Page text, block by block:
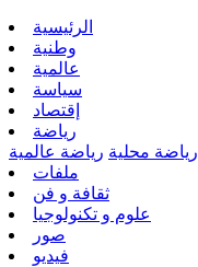
الرئيسية
وطنية
عالمية
سياسة
إقتصاد
رياضة
رياضة محلية رياضة عالمية
ملفات
ثقافة و فن
علوم و تكنولوجيا
صور
فيديو